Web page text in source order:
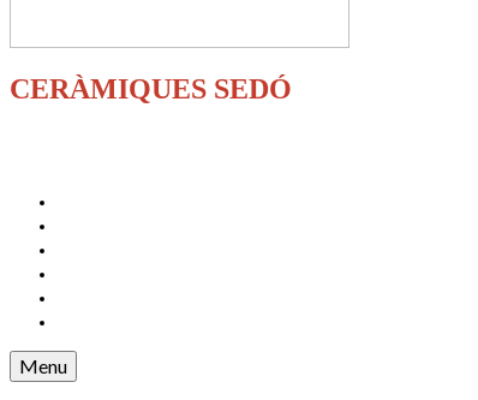
CERÀMIQUES SEDÓ
Menu